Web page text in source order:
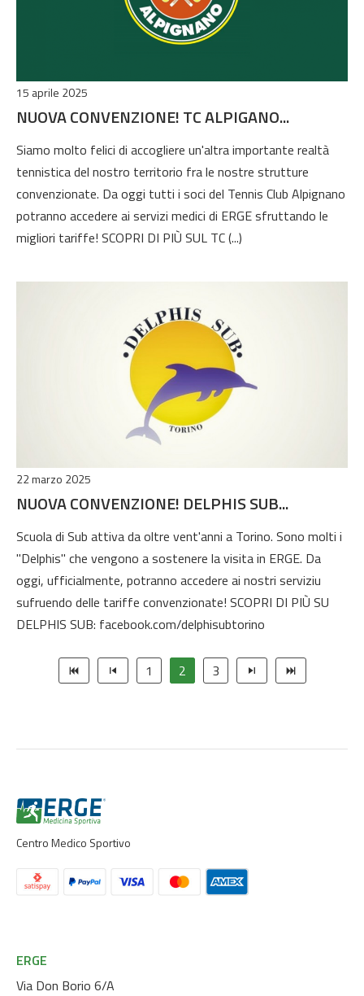
15 aprile 2025
NUOVA CONVENZIONE! TC ALPIGANO...
Siamo molto felici di accogliere un'altra importante realtà
tennistica del nostro territorio fra le nostre strutture
convenzionate. Da oggi tutti i soci del Tennis Club Alpignano
potranno accedere ai servizi medici di ERGE sfruttando le
migliori tariffe! SCOPRI DI PIÙ SUL TC (...)
22 marzo 2025
NUOVA CONVENZIONE! DELPHIS SUB...
Scuola di Sub attiva da oltre vent'anni a Torino. Sono molti i
"Delphis" che vengono a sostenere la visita in ERGE. Da
oggi, ufficialmente, potranno accedere ai nostri serviziu
sufruendo delle tariffe convenzionate! SCOPRI DI PIÙ SU
DELPHIS SUB: facebook.com/delphisubtorino
1 2 3
Centro Medico Sportivo
ERGE
Via Don Borio 6/A